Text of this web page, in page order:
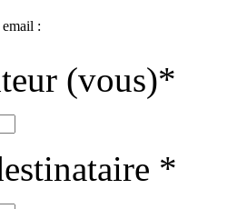
:
(vous)*
*